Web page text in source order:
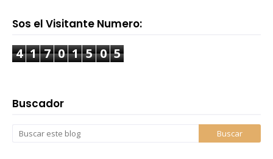
Sos el Visitante Numero:
4 1 7 0 1 5 0 5
Buscador